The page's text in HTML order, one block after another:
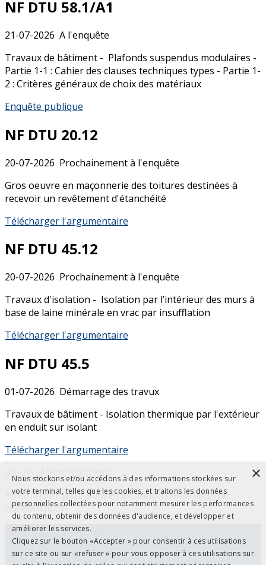
NF DTU 58.1/A1
21-07-2026 A l'enquête
Travaux de bâtiment - Plafonds suspendus modulaires -
Partie 1-1 : Cahier des clauses techniques types - Partie 1-
2 : Critères généraux de choix des matériaux
Enquête publique
NF DTU 20.12
20-07-2026 Prochainement à l'enquête
Gros oeuvre en maçonnerie des toitures destinées à
recevoir un revêtement d'étanchéité
Télécharger l'argumentaire
NF DTU 45.12
20-07-2026 Prochainement à l'enquête
Travaux d'isolation - Isolation par l’intérieur des murs à
base de laine minérale en vrac par insufflation
Télécharger l'argumentaire
NF DTU 45.5
01-07-2026 Démarrage des travux
Travaux de bâtiment - Isolation thermique par l'extérieur
en enduit sur isolant
Télécharger l'argumentaire
Afnor, l'outil pour suivre l'évolution des projets de
normalisation
Copyright BNTEC 2026
Contactez-nous
Nous stockons et/ou accédons à des informations stockées sur
votre terminal, telles que les cookies, et traitons les données
personnelles collectées pour notamment mesurer les performances
du contenu, obtenir des données d'audience, et développer et
améliorer les services.
Cliquez sur le bouton «Accepter » pour consentir à ces utilisations
sur ce site ou sur «refuser » pour vous opposer à ces utilisations sur
×